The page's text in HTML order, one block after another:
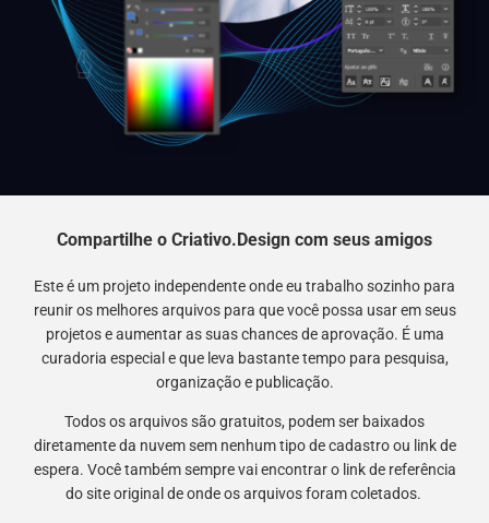
Compartilhe o Criativo.Design com seus amigos
Este é um projeto independente onde eu trabalho sozinho para
reunir os melhores arquivos para que você possa usar em seus
projetos e aumentar as suas chances de aprovação. É uma
curadoria especial e que leva bastante tempo para pesquisa,
organização e publicação.
Todos os arquivos são gratuitos, podem ser baixados
diretamente da nuvem sem nenhum tipo de cadastro ou link de
espera. Você também sempre vai encontrar o link de referência
do site original de onde os arquivos foram coletados.